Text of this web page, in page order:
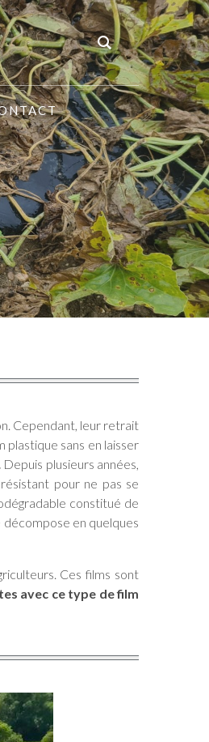
Cependant, leur retrait
plastique sans en laisser
Depuis plusieurs années,
pour ne pas se
constitué de
décompose en quelques
Ces films sont
avec ce type de film